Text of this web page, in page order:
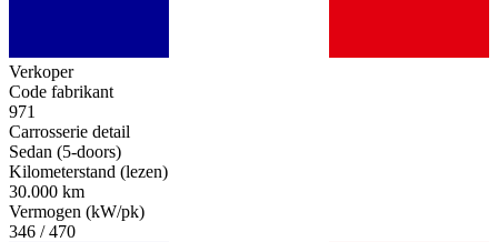
Verkoper
Code fabrikant
971
Carrosserie detail
Sedan (5-doors)
Kilometerstand (lezen)
30.000 km
Vermogen (kW/pk)
346 / 470